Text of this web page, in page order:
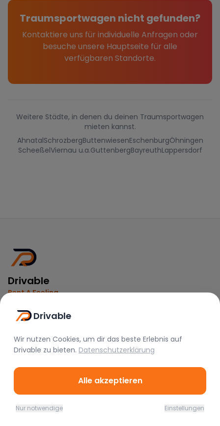
Traumsportwagen nicht gefunden?
Kontaktiere uns für individuelle Anfragen oder
besuche unsere Hauptseite für alle
verfügbaren Standorte.
Weitere Städte, in denen du deinen Traumsportwagen
mieten kannst.
AhnatalSchrozbergButtenwiesenEschenburgÖhningen
ScheeßelViernau u.a.GuttenbergBayreuthLappersdorf
Drivable
Rent A Feeling
Nützliche Links
Vermieter werden
FAQ
Instagram
Rechtliches
Drivable
Wir nutzen Cookies, um dir das beste Erlebnis auf
Drivable zu bieten. Datenschutzerklärung
Alle akzeptieren
Nur notwendige Einstellungen